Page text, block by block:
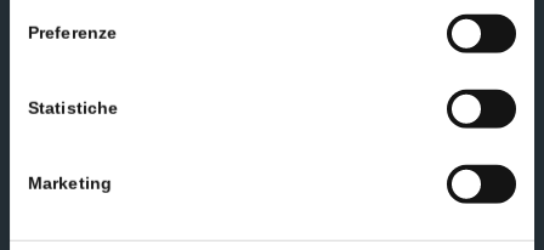
Preferenze
Statistiche
Marketing